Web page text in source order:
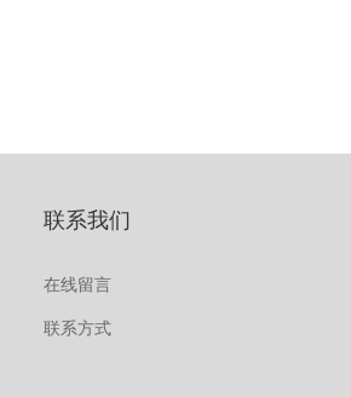
联系我们
在线留言
联系方式